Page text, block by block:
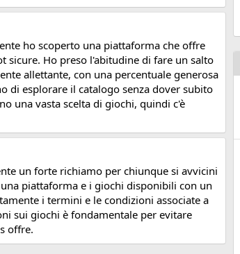
ho scoperto una piattaforma che offre
sicure. Ho preso l'abitudine di fare un salto
allettante, con una percentuale generosa
di esplorare il catalogo senza dover subito
una vasta scelta di giochi, quindi c'è
un forte richiamo per chiunque si avvicini
piattaforma e i giochi disponibili con un
i termini e le condizioni associate a
sui giochi è fondamentale per evitare
offre.